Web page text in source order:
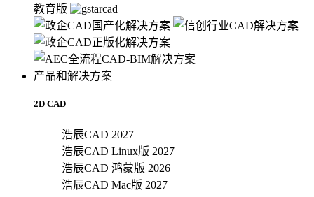
教育版
产品和解决方案
2D CAD
浩辰CAD 2027
浩辰CAD Linux版 2027
浩辰CAD 鸿蒙版 2026
浩辰CAD Mac版 2027